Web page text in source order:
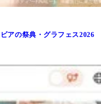
アの祭典・グラフェス2026